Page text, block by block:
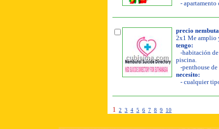
- apartamento
precio
2x1 Me amplio
tengo:
-habitación de
piscina.
-penthouse
necesito:
- cualquier
1 2 3 4 5 6 7 8 9 10